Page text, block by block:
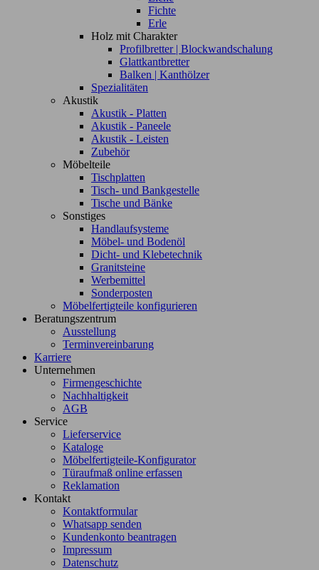
Fichte
Erle
Holz mit Charakter
Profilbretter | Blockwandschalung
Glattkantbretter
Balken | Kanthölzer
Spezialitäten
Akustik
Akustik - Platten
Akustik - Paneele
Akustik - Leisten
Zubehör
Möbelteile
Tischplatten
Tisch- und Bankgestelle
Tische und Bänke
Sonstiges
Handlaufsysteme
Möbel- und Bodenöl
Dicht- und Klebetechnik
Granitsteine
Werbemittel
Sonderposten
Möbelfertigteile konfigurieren
Beratungszentrum
Ausstellung
Terminvereinbarung
Karriere
Unternehmen
Firmengeschichte
Nachhaltigkeit
AGB
Service
Lieferservice
Kataloge
Möbelfertigteile-Konfigurator
Türaufmaß online erfassen
Reklamation
Kontakt
Kontaktformular
Whatsapp senden
Kundenkonto beantragen
Impressum
Datenschutz